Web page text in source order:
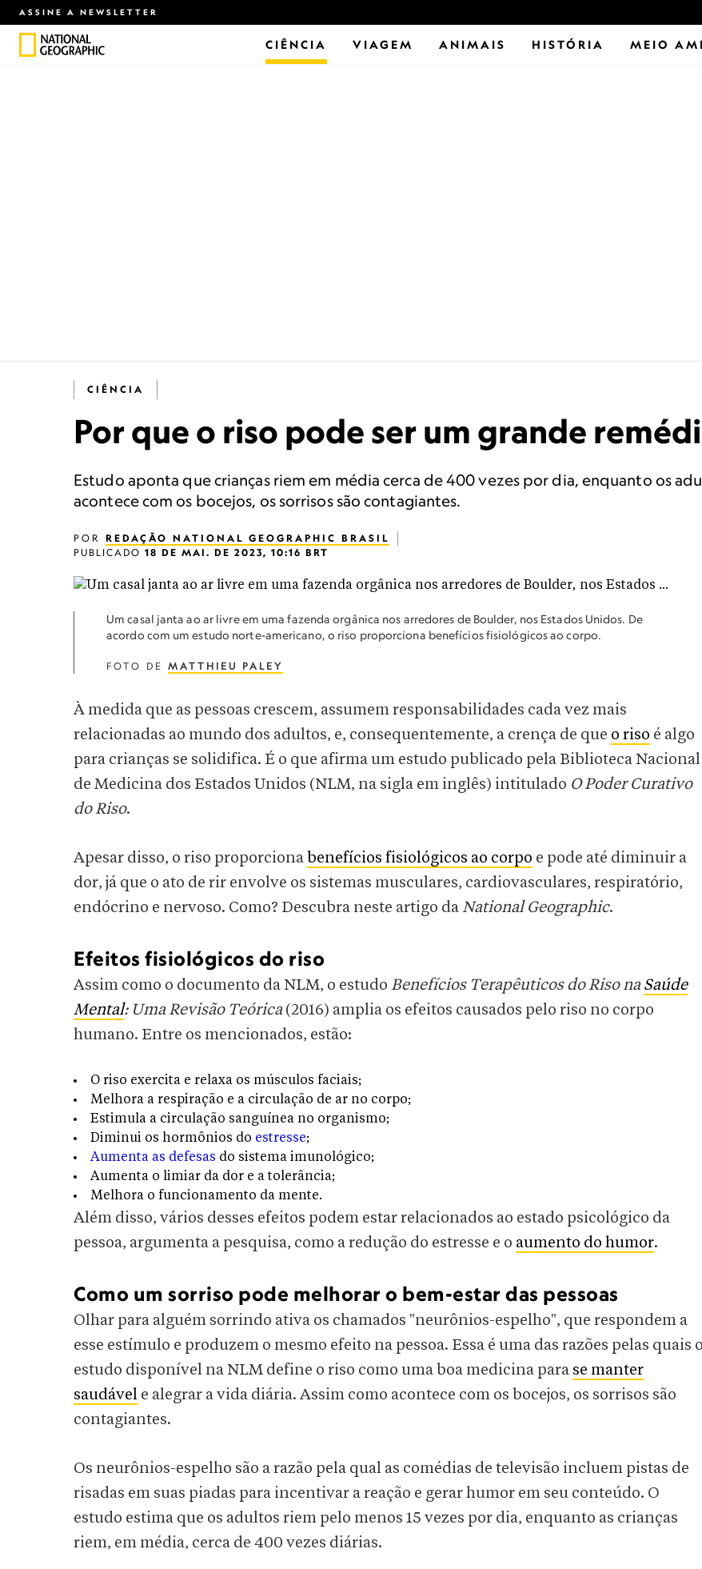
ASSINE A NEWSLETTER
CIÊNCIA VIAGEM ANIMAIS HISTÓRIA MEIO
CIÊNCIA
Por que o riso pode ser um grande
Estudo aponta que crianças riem em média cerca de 400 vezes por dia, enquanto os
acontece com os bocejos, os sorrisos são contagiantes.
POR REDAÇÃO NATIONAL GEOGRAPHIC BRASIL
PUBLICADO 18 DE MAI. DE 2023, 10:16 BRT
Um casal janta ao ar livre em uma fazenda orgânica nos arredores de Boulder, nos Estados Unidos. De
acordo com um estudo norte-americano, o riso proporciona benefícios fisiológicos ao corpo.
FOTO DE MATTHIEU PALEY
À medida que as pessoas crescem, assumem responsabilidades cada vez mais
relacionadas ao mundo dos adultos, e, consequentemente, a crença de que o riso é algo
para crianças se solidifica. É o que afirma um estudo publicado pela Biblioteca Nacional
de Medicina dos Estados Unidos (NLM, na sigla em inglês) intitulado O Poder Curativo
do Riso.
Apesar disso, o riso proporciona benefícios fisiológicos ao corpo e pode até diminuir a
dor, já que o ato de rir envolve os sistemas musculares, cardiovasculares, respiratório,
endócrino e nervoso. Como? Descubra neste artigo daNational Geographic.
Efeitos fisiológicos do riso
Assim como o documento da NLM, o estudo Benefícios Terapêuticos do Riso na Saúde
Mental: Uma Revisão Teórica (2016) amplia os efeitos causados pelo riso no corpo
humano. Entre os mencionados, estão:
O riso exercita e relaxa os músculos faciais;
Melhora a respiração e a circulação de ar no corpo;
Estimula a circulação sanguínea no organismo;
Diminui os hormônios do estresse;
Aumenta as defesas do sistema imunológico;
Aumenta o limiar da dor e a tolerância;
Melhora o funcionamento da mente.
Além disso, vários desses efeitos podem estar relacionados ao estado psicológico da
pessoa, argumenta a pesquisa, como a redução do estresse e o aumento do humor.
Como um sorriso pode melhorar o bem-estar das pessoas
Olhar para alguém sorrindo ativa os chamados "neurônios-espelho", que respondem a
esse estímulo e produzem o mesmo efeito na pessoa. Essa é uma das razões pelas quais o
estudo disponível na NLM define o riso como uma boa medicina para se manter
saudável e alegrar a vida diária. Assim como acontece com os bocejos, os sorrisos são
contagiantes.
Os neurônios-espelho são a razão pela qual as comédias de televisão incluem pistas de
risadas em suas piadas para incentivar a reação e gerar humor em seu conteúdo. O
estudo estima que os adultos riem pelo menos 15 vezes por dia, enquanto as crianças
riem, em média, cerca de 400 vezes diárias.